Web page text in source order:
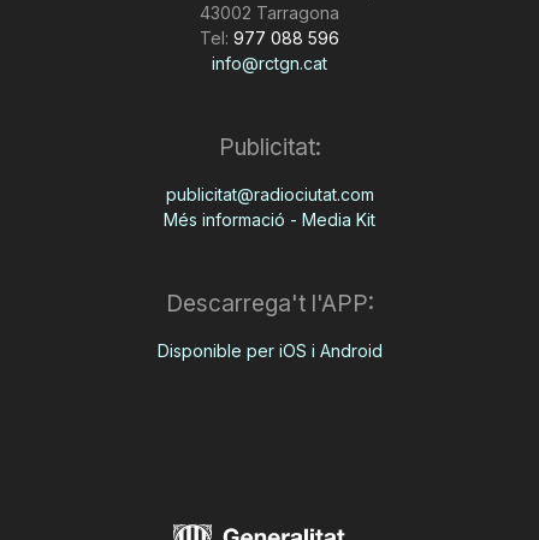
43002 Tarragona
Tel: 977 088 596
info@rctgn.cat
Publicitat:
publicitat@radiociutat.com
Més informació - Media Kit
Descarrega't l'APP:
Disponible per iOS i Android